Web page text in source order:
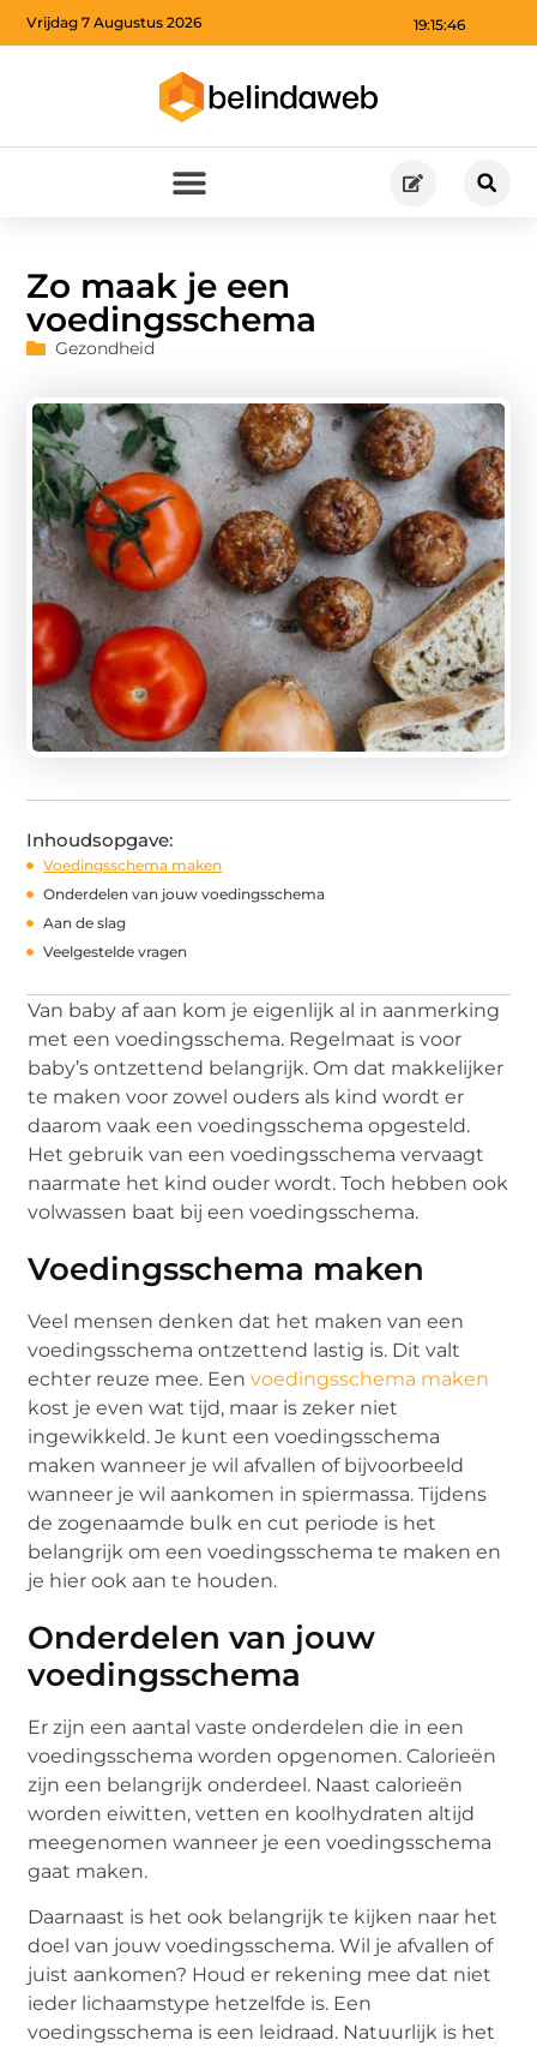
19:15:47
Vrijdag 7 Augustus 2026
Zo maak je een
voedingsschema
Gezondheid
Inhoudsopgave:
Voedingsschema maken
Onderdelen van jouw voedingsschema
Aan de slag
Veelgestelde vragen
Van baby af aan kom je eigenlijk al in aanmerking
met een voedingsschema. Regelmaat is voor
baby’s ontzettend belangrijk. Om dat makkelijker
te maken voor zowel ouders als kind wordt er
daarom vaak een voedingsschema opgesteld.
Het gebruik van een voedingsschema vervaagt
naarmate het kind ouder wordt. Toch hebben ook
volwassen baat bij een voedingsschema.
Voedingsschema maken
Veel mensen denken dat het maken van een
voedingsschema ontzettend lastig is. Dit valt
echter reuze mee. Eenvoedingsschema maken
kost je even wat tijd, maar is zeker niet
ingewikkeld. Je kunt een voedingsschema
maken wanneer je wil afvallen of bijvoorbeeld
wanneer je wil aankomen in spiermassa. Tijdens
de zogenaamde bulk en cut periode is het
belangrijk om een voedingsschema te maken en
je hier ook aan te houden.
Onderdelen van jouw
voedingsschema
Er zijn een aantal vaste onderdelen die in een
voedingsschema worden opgenomen. Calorieën
zijn een belangrijk onderdeel. Naast calorieën
worden eiwitten, vetten en koolhydraten altijd
meegenomen wanneer je een voedingsschema
gaat maken.
Daarnaast is het ook belangrijk te kijken naar het
doel van jouw voedingsschema. Wil je afvallen of
juist aankomen? Houd er rekening mee dat niet
ieder lichaamstype hetzelfde is. Een
voedingsschema is een leidraad. Natuurlijk is het